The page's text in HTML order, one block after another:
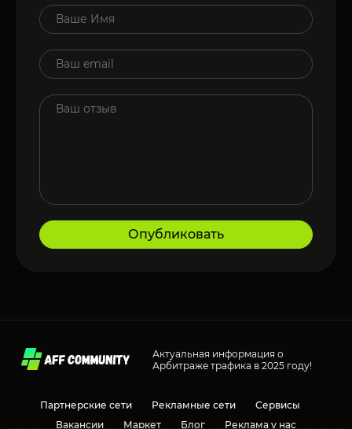
Опубликовать
Актуальная информация о
Арбитраже трафика в 2025 году!
Партнерские сети Рекламные сети
Сервисы
Вакансии
Маркет Блог Реклама у нас